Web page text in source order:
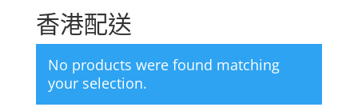
香港配送
No products were found matching
your selection.